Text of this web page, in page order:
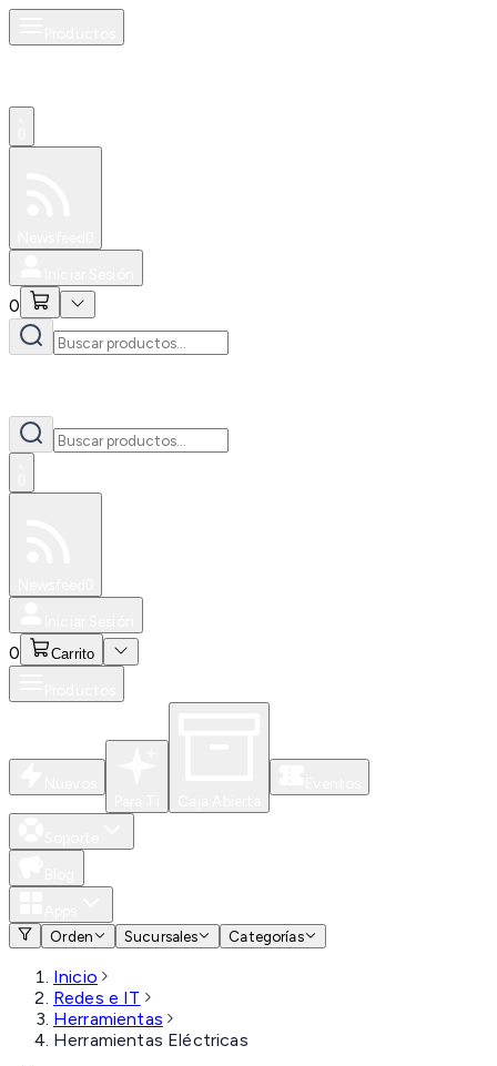
0
0 Carrito
Orden
Sucursales Categorías
Inicio
Redes e IT
Herramientas
Herramientas Eléctricas